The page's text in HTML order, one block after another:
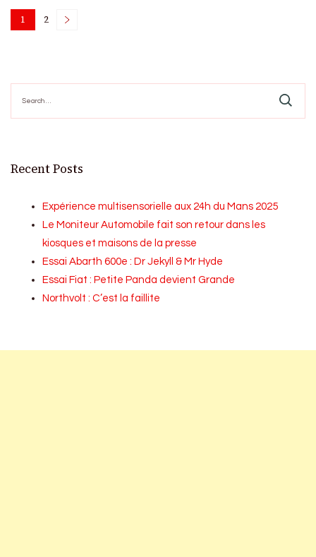
Posts
Page
1 Page
2
for:
Recent Posts
Expérience multisensorielle aux 24h du Mans 2025
Le Moniteur Automobile fait son retour dans les
kiosques et maisons de la presse
Essai Abarth 600e : Dr Jekyll & Mr Hyde
Essai Fiat : Petite Panda devient Grande
Northvolt : C’est la faillite